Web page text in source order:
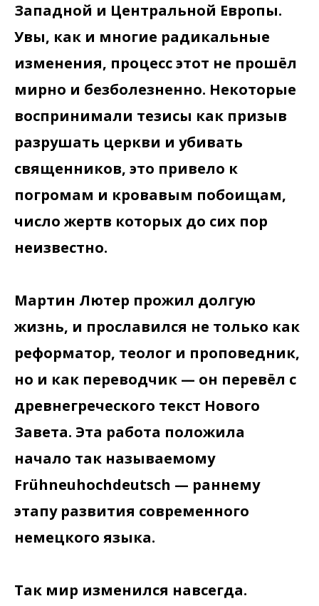
Западной и Центральной Европы.
Увы, как и многие радикальные
изменения, процесс этот не прошёл
мирно и безболезненно. Некоторые
воспринимали тезисы как призыв
разрушать церкви и убивать
священников, это привело к
погромам и кровавым побоищам,
число жертв которых до сих пор
неизвестно.
Мартин Лютер прожил долгую
жизнь, и прославился не только как
реформатор, теолог и проповедник,
но и как переводчик — он перевёл с
древнегреческого текст Нового
Завета. Эта работа положила
начало так называемому
Frühneuhochdeutsch — раннему
этапу развития современного
немецкого языка.
Так мир изменился навсегда.